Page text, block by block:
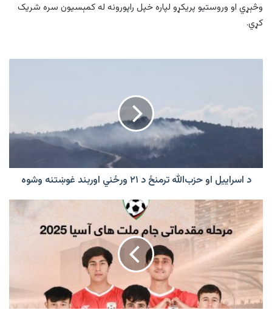
وڅېړي او وروستيو پريکړو لپاره خپل راپورونه له کمېسیون سره شریک
کړي.
د
اوربند
غوښتنه
د اسراییل او حزب‌الله ترمنځ د ۲۱ ورځني اوربند غوښتنه وشوه
سعودي
په
فوټبال
کې
افغانستان
ته
ماتې
ورکړه